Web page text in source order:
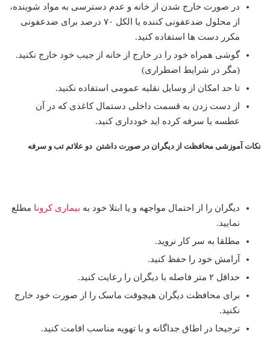
در صورت خارج شدن از خانه و عدم دسترسی به مواد شوینده،
از محلول ضدعفونی کننده یا الکل ۷۰ درصد برای ضدعفونی
مکرر دست ها استفاده کنید.
گوشی همراه خود را در خارج از خانه از جیب خود خارج نکنید.
(مگر در شرایط اضطراری)
تا حد امکان از وسایل نقلیه عمومی استفاده نکنید.
از دست زدن به قسمت داخلی دستمال کاغذی که در آن
عطسه یا سرفه کرده اید خودداری کنید.
نکات آموزشی محافظت از دیگران در صورت داشتن دو علائم تب و سرفه
دیگران را از احتمال مواجهه و یا ابتلا خود به بیماری کرونا مطلع
نمایید.
مطلقا به سر کار نروید.
آرامش خود را حفظ کنید.
حداقل ۲ متر فاصله با دیگران را رعایت کنید.
برای محافظت دیگران هیچوقت ماسک را از صورت خود خارج
نکنید.
ترجیحا در اطاق جداگانه و با تهویه مناسب اقامت کنید.